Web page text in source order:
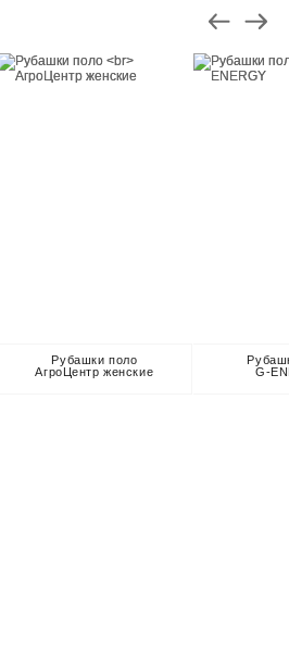
Рубашки поло
АгроЦентр женские
G-